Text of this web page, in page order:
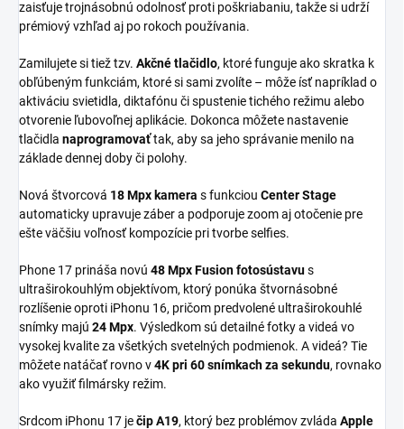
zaisťuje trojnásobnú odolnosť proti poškriabaniu, takže si udrží
prémiový vzhľad aj po rokoch používania.
Zamilujete si tiež tzv. Akčné tlačidlo, ktoré funguje ako skratka k
obľúbeným funkciám, ktoré si sami zvolíte – môže ísť napríklad o
aktiváciu svietidla, diktafónu či spustenie tichého režimu alebo
otvorenie ľubovoľnej aplikácie. Dokonca môžete nastavenie
tlačidla naprogramovaťtak, aby sa jeho správanie menilo na
základe dennej doby či polohy.
Nová štvorcová 18 Mpx kamera s funkciou Center Stage
automaticky upravuje záber a podporuje zoom aj otočenie pre
ešte väčšiu voľnosť kompozície pri tvorbe selfies.
Phone 17 prináša novú 48 Mpx Fusion fotosústavus
ultraširokouhlým objektívom, ktorý ponúka štvornásobné
rozlíšenie oproti iPhonu 16, pričom predvolené ultraširokouhlé
snímky majú 24 Mpx. Výsledkom sú detailné fotky a videá vo
vysokej kvalite za všetkých svetelných podmienok. A videá? Tie
môžete natáčať rovno v4K pri 60 snímkach za sekundu, rovnako
ako využiť filmársky režim.
Srdcom iPhonu 17 ječip A19, ktorý bez problémov zvláda Apple